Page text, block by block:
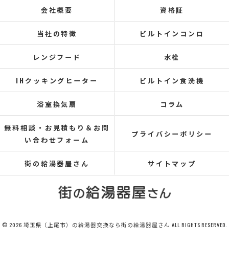
会社概要 資格証
当社の特徴 ビルトインコンロ
レンジフード 水栓
IHクッキングヒーター ビルトイン食洗機
浴室換気扇 コラム
無料相談・お見積もり＆お問
い合わせフォーム
プライバシーポリシー
街の給湯器屋さん サイトマップ
© 2026 埼玉県（上尾市）の給湯器交換なら街の給湯器屋さん ALL RIGHTS RESERVED.